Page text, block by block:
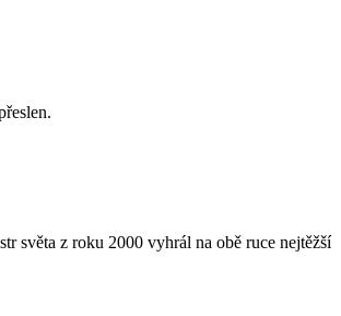
světa z roku 2000 vyhrál na obě ruce nejtěžší